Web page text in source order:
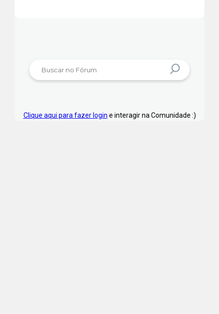
Clique aqui para fazer login e interagir na Comunidade :)